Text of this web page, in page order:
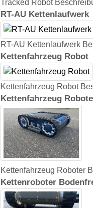
Tracked Robot
RT-AU Kettenlaufwerk
RT-AU Kettenlaufwerk
Kettenfahrzeug Robot
Kettenfahrzeug Robot
Kettenfahrzeug
Kettenfahrzeug Roboter
Kettenroboter